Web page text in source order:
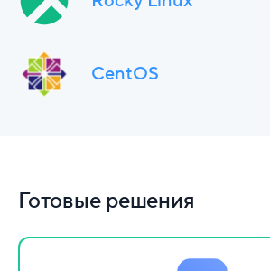
CentOS
Готовые решения